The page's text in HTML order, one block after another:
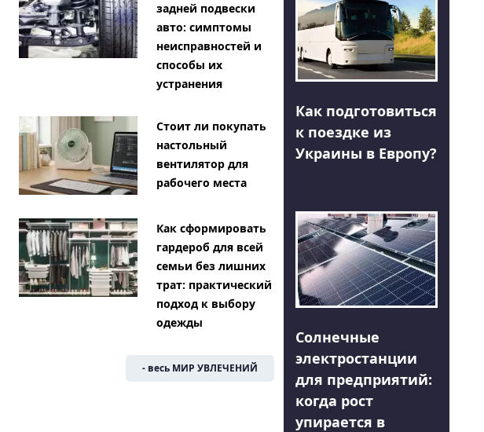
задней подвески
авто: симптомы
неисправностей и
способы их
устранения
Стоит ли покупать
настольный
вентилятор для
рабочего места
Как сформировать
гардероб для всей
семьи без лишних
трат: практический
подход к выбору
одежды
- весь МИР УВЛЕЧЕНИЙ
Как подготовиться
к поездке из
Украины в Европу?
Солнечные
электростанции
для предприятий:
когда рост
упирается в